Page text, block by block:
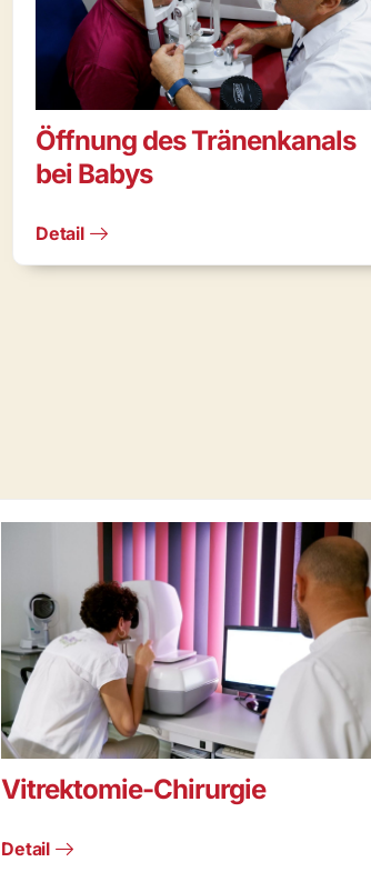
Öffnung des Tränenkanals
bei Babys
Detail
Vitrektomie-Chirurgie
Detail